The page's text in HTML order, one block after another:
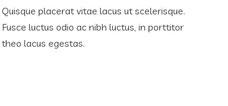
Quisque placerat vitae lacus ut scelerisque.
Fusce luctus odio ac nibh luctus, in porttitor
theo lacus egestas.